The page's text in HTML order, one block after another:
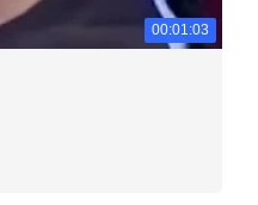
00:01:03